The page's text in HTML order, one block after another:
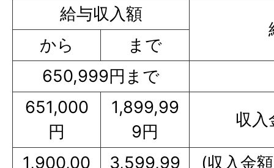
給与収入額
から
まで
650,999円まで
651,000
円
1,899,99
9円
収
1,900,00
3,599,99
(収入金